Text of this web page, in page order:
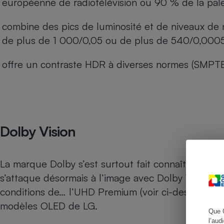
Que
combine des pics de luminosité et de niveaux
de plus de 1 000/0,05 ou de plus de 540/
offre un contraste HDR à diverses normes
Dolby Vision
La marque Dolby s’est surtout fait connaître
s’attaque désormais à l’image avec Dolby
conditions de… l’UHD Premium (voir ci-dessus).
modèles OLED de LG.
Cafetière à expressos